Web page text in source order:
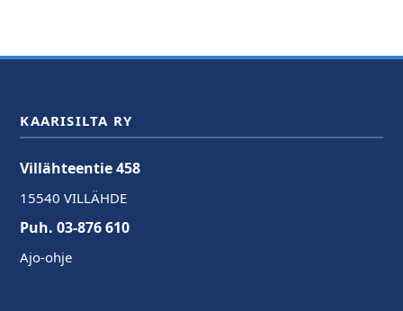
KAARISILTA RY
Villähteentie 458
15540 VILLÄHDE
Puh. 03-876 610
Ajo-ohje